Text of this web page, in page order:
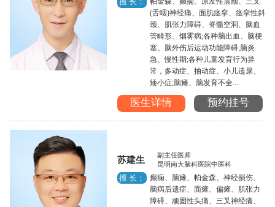
擅 长：
(舌咽)神经痛、面肌痉挛、痉挛性斜
颈、肌张力障碍、脊髓空洞、脑血
管畸形、烟雾病;各种脑出血、脑梗
塞、脑外伤后运动功能障碍;脑炎
急、慢性期;各种儿童发育行为异
常，多动症、抽动症、小儿遗尿、
矮小症;脑瘫、脑发育不全...
医生详情 预约挂号
苏建生
副主任医师
昆明南大脑科医院中医科
擅 长：
癫痫、脑瘫、帕金森、神经损伤、
脑病后遗症、面瘫、偏瘫、肌张力
障碍、顽固性头痛、三叉神经痛、